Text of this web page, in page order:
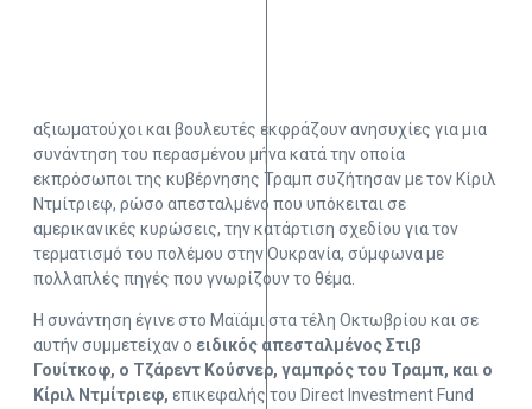
αξιωματούχοι και βουλευτές εκφράζουν ανησυχίες για μια
συνάντηση του περασμένου μήνα κατά την οποία
εκπρόσωποι της κυβέρνησης Τραμπ συζήτησαν με τον Κίριλ
Ντμίτριεφ, ρώσο απεσταλμένο που υπόκειται σε
αμερικανικές κυρώσεις, την κατάρτιση σχεδίου για τον
τερματισμό του πολέμου στην Ουκρανία, σύμφωνα με
πολλαπλές πηγές που γνωρίζουν το θέμα.
Η συνάντηση έγινε στο Μαϊάμι στα τέλη Οκτωβρίου και σε
αυτήν συμμετείχαν ο ειδικός απεσταλμένος Στιβ
Γουίτκοφ, ο Τζάρεντ Κούσνερ, γαμπρός του Τραμπ, και ο
Κίριλ Ντμίτριεφ, επικεφαλής του Direct Investment Fund